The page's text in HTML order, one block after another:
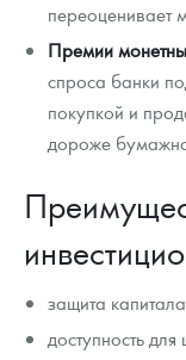
переоценивает
Премии
спроса банки
покупкой и
дороже
защита
доступность